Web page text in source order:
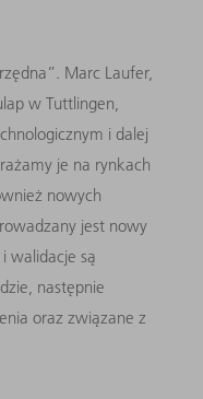
Marc Laufer,
w Tuttlingen,
i dalej
je na rynkach
nowych
jest nowy
walidacje są
następnie
oraz związane z